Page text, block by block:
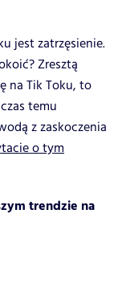
jest zatrzęsienie.
Zresztą
na Tik Toku, to
temu
z zaskoczenia
o tym
trendzie na